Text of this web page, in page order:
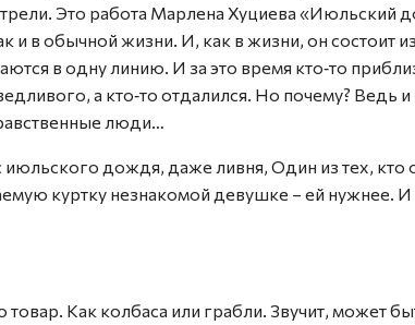
Это работа Марлена Хуциева «Июльский
и в обычной жизни. И, как в жизни, он состоит
в одну линию. И за это время кто‑то
а кто‑то отдалился. Но почему? Ведь
люди…
июльского дождя, даже ливня, Один из тех, кто
куртку незнакомой девушке – ей нужнее. И
товар. Как колбаса или грабли. Звучит, может